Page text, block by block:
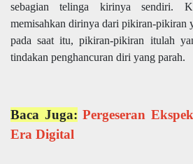
sebagian telinga kirinya sendiri.
memisahkan dirinya dari pikiran-pikiran
pada saat itu, pikiran-pikiran itulah
tindakan penghancuran diri yang parah.
Baca Juga: Pergeseran
Era Digital